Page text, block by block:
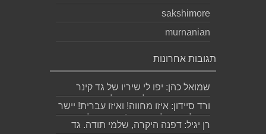
sakshimore
murnanian
תגובות אחרונות
שמואל כהן: יפו לי שיריו של גד קינר
קיסינגר ואשמח לקחת חלק בערב
ההשקה של...
ורד סיידון: איזו מחווה! ואיזו עברית! יישר
כוח לכותב ולאהובתו :) שבת שלום...
רן יגיל: דפנה היקרה, שלמי תודה. גד